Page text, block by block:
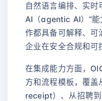
自然语言编排、实时
AI（agentic AI）”
作都具备可解释、可
企业在安全合规和可
在集成能力方面，
方和流程模板，覆
receipt）、从招聘